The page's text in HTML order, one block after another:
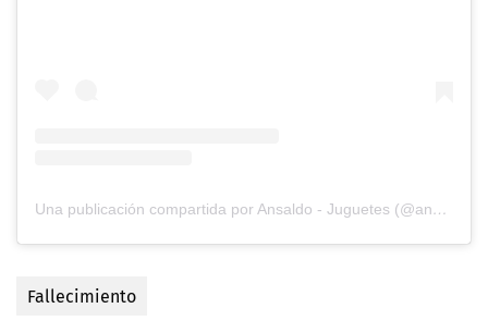
Una publicación compartida por Ansaldo - Juguetes (@ansaldo.chile)
Fallecimiento